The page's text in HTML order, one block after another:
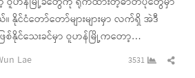
နိုင်ငံတော်တော်များများမှာ လက်ရှိ အဲဒီ
စ်နိုင်သေးခင်မှာ ဝူဟန်မြို့ကတော့…
Lae 3531